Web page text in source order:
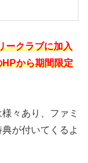
ークラブに加入
から期間限定
々あり、ファミ
が付いてくるよ